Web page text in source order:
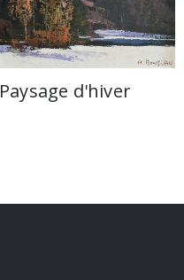
Paysage d'hiver